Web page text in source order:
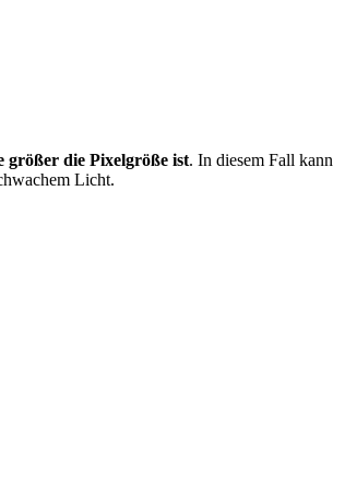
größer die Pixelgröße ist. In diesem Fall kann
Licht.